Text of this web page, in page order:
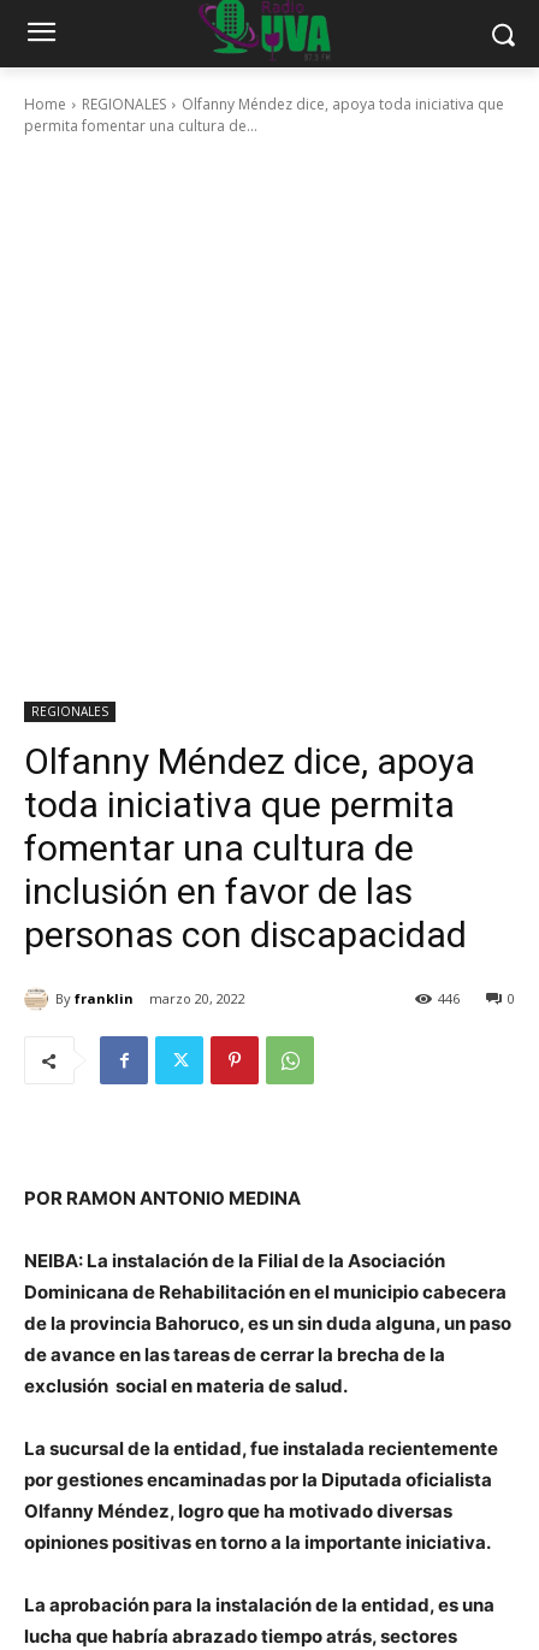
Home REGIONALES
Olfanny Méndez dice, apoya toda iniciativa que
permita fomentar una cultura de...
REGIONALES
Olfanny Méndez dice, apoya
toda iniciativa que permita
fomentar una cultura de
inclusión en favor de las
personas con discapacidad
By franklin marzo 20, 2022 0
446
POR RAMON ANTONIO MEDINA
NEIBA: La instalación de la Filial de la Asociación
Dominicana de Rehabilitación en el municipio cabecera
de la provincia Bahoruco, es un sin duda alguna, un paso
de avance en las tareas de cerrar la brecha de la
exclusión social en materia de salud.
La sucursal de la entidad, fue instalada recientemente
por gestiones encaminadas por la Diputada oficialista
Olfanny Méndez, logro que ha motivado diversas
opiniones positivas en torno a la importante iniciativa.
La aprobación para la instalación de la entidad, es una
lucha que habría abrazado tiempo atrás, sectores